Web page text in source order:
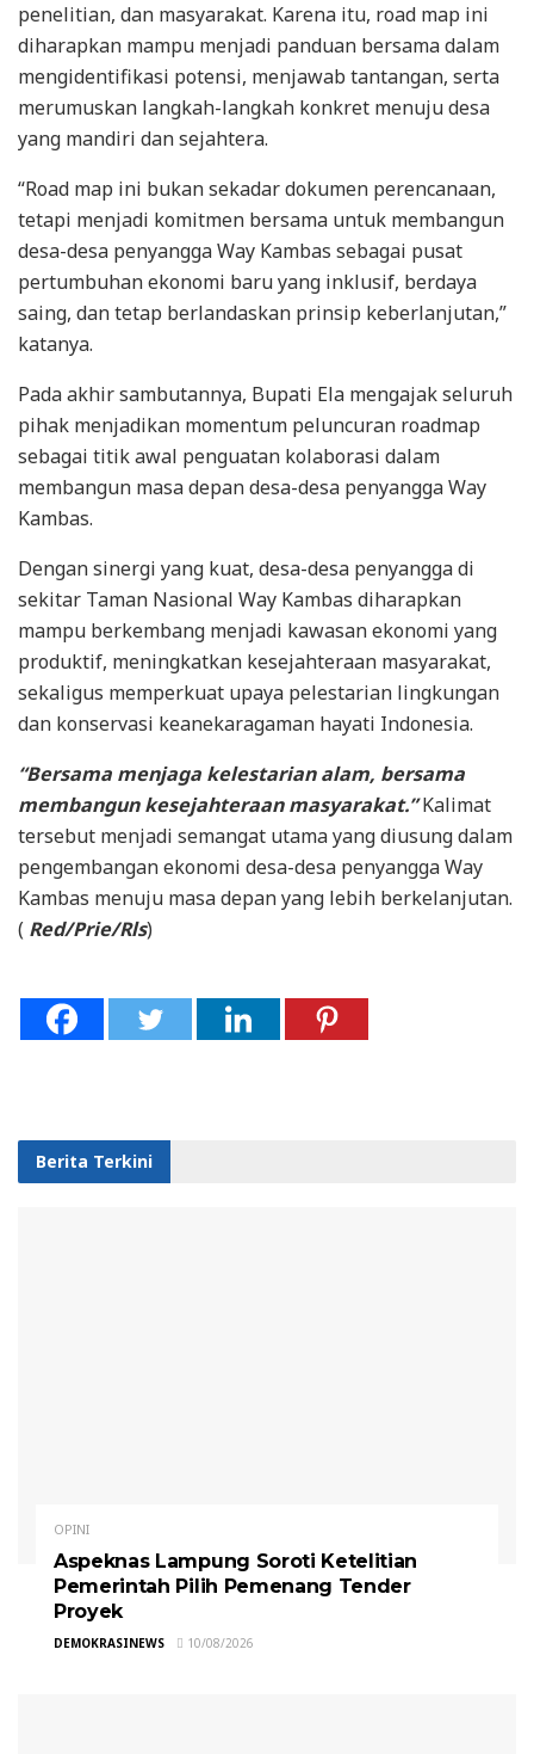
penelitian, dan masyarakat. Karena itu, road map ini
diharapkan mampu menjadi panduan bersama dalam
mengidentifikasi potensi, menjawab tantangan, serta
merumuskan langkah-langkah konkret menuju desa
yang mandiri dan sejahtera.
“Road map ini bukan sekadar dokumen perencanaan,
tetapi menjadi komitmen bersama untuk membangun
desa-desa penyangga Way Kambas sebagai pusat
pertumbuhan ekonomi baru yang inklusif, berdaya
saing, dan tetap berlandaskan prinsip keberlanjutan,”
katanya.
Pada akhir sambutannya, Bupati Ela mengajak seluruh
pihak menjadikan momentum peluncuran roadmap
sebagai titik awal penguatan kolaborasi dalam
membangun masa depan desa-desa penyangga Way
Kambas.
Dengan sinergi yang kuat, desa-desa penyangga di
sekitar Taman Nasional Way Kambas diharapkan
mampu berkembang menjadi kawasan ekonomi yang
produktif, meningkatkan kesejahteraan masyarakat,
sekaligus memperkuat upaya pelestarian lingkungan
dan konservasi keanekaragaman hayati Indonesia.
“Bersama menjaga kelestarian alam, bersama
membangun kesejahteraan masyarakat.”Kalimat
tersebut menjadi semangat utama yang diusung dalam
pengembangan ekonomi desa-desa penyangga Way
Kambas menuju masa depan yang lebih berkelanjutan.
( Red/Prie/Rls)
Berita Terkini
OPINI
Aspeknas Lampung Soroti Ketelitian
Pemerintah Pilih Pemenang Tender
Proyek
DEMOKRASINEWS 10/08/2026